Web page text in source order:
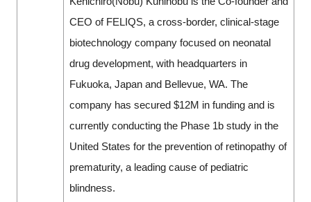
CEO of FELIQS, a cross-border, clinical-stage
biotechnology company focused on neonatal
drug development, with headquarters in
Fukuoka, Japan and Bellevue, WA. The
company has secured $12M in funding and is
currently conducting the Phase 1b study in the
United States for the prevention of retinopathy of
prematurity, a leading cause of pediatric
blindness.